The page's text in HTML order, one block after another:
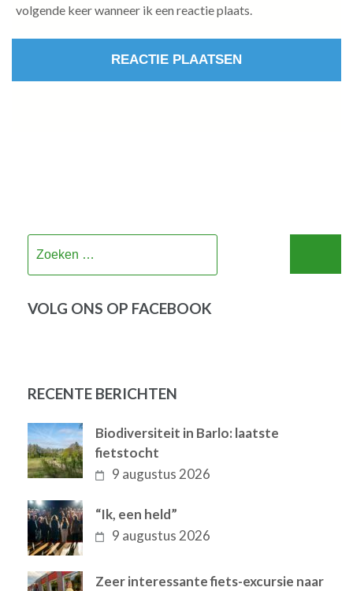
volgende keer wanneer ik een reactie plaats.
VOLG ONS OP FACEBOOK
RECENTE BERICHTEN
Biodiversiteit in Barlo: laatste
fietstocht
9 augustus 2026
“Ik, een held”
9 augustus 2026
Zeer interessante fiets-excursie naar